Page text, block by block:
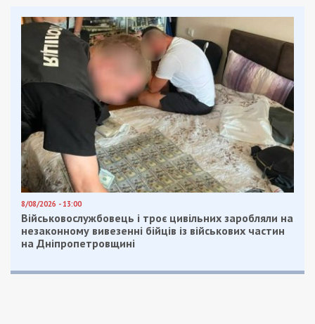
Facebook
Telegram
TwitterWhatsApp
ViberEmail
Категории:Суспільство| Метки:смерть
залишатися незалежними ЗМІ, а вам -